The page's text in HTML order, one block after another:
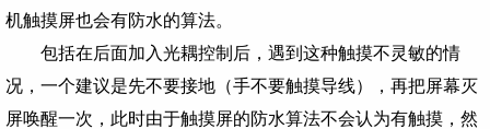
机触摸屏也会有防水的算法。
包括在后面加入光耦控制后，遇到这种触摸不灵敏的情
况，一个建议是先不要接地（手不要触摸导线），再把屏幕灭
屏唤醒一次，此时由于触摸屏的防水算法不会认为有触摸，然